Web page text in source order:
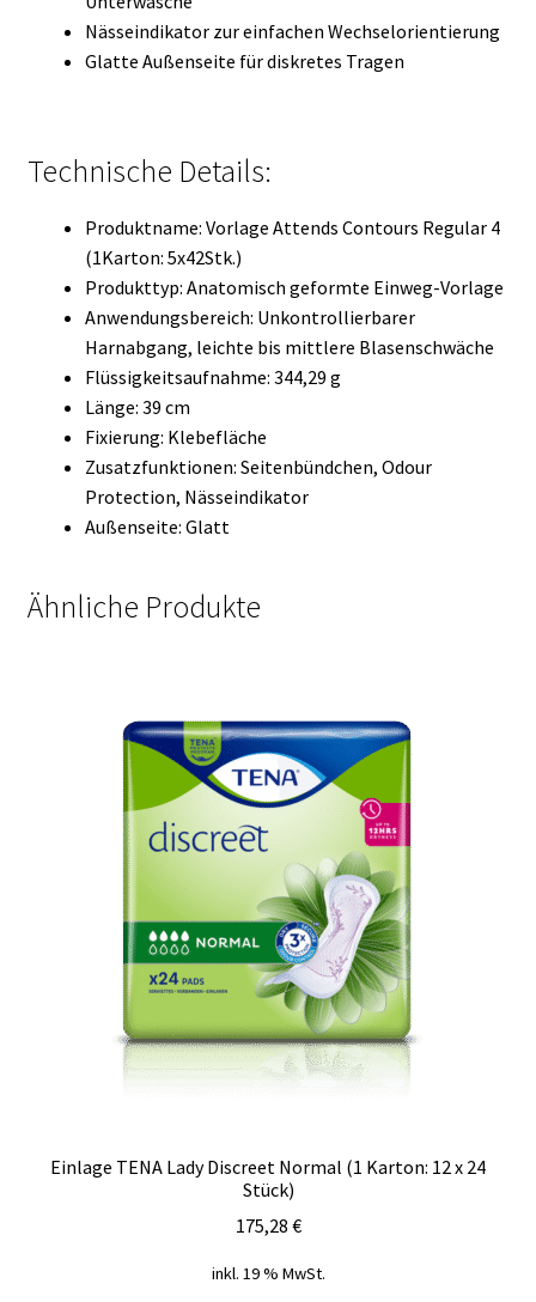
Nässeindikator zur einfachen Wechselorientierung
Glatte Außenseite für diskretes Tragen
Technische Details:
Produktname: Vorlage Attends Contours Regular 4
(1Karton: 5x42Stk.)
Produkttyp: Anatomisch geformte Einweg-Vorlage
Anwendungsbereich: Unkontrollierbarer
Harnabgang, leichte bis mittlere Blasenschwäche
Flüssigkeitsaufnahme: 344,29 g
Länge: 39 cm
Fixierung: Klebefläche
Zusatzfunktionen: Seitenbündchen, Odour
Protection, Nässeindikator
Außenseite: Glatt
Ähnliche Produkte
Einlage TENA Lady Discreet Normal (1 Karton: 12 x 24
Stück)
175,28 €
inkl. 19 % MwSt.